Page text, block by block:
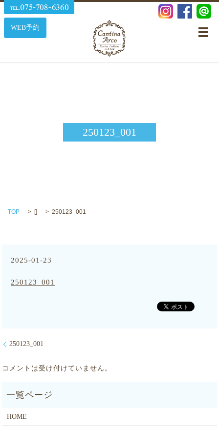
WEB予約
メ
250123_001
TOP [] 250123_001
2025-01-23
250123_001
250123_001
コメントは受け付けていません。
HOME